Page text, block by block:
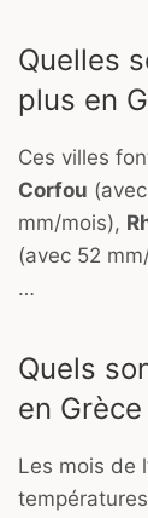
Quelles
plus en
Ces villes
Corfou
mm/mois),
(avec 52
…
Quels
en Grèce
Les mois de